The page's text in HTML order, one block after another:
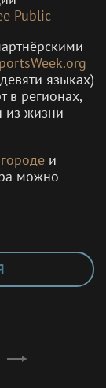
новостной
языках)
городе